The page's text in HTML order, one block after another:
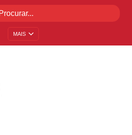
MAIS